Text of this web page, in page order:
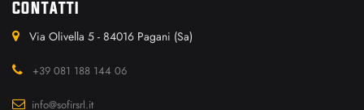
CONTATTI
Via Olivella 5 - 84016 Pagani (Sa)
+39 081 188 144 06
info@sofirsrl.it